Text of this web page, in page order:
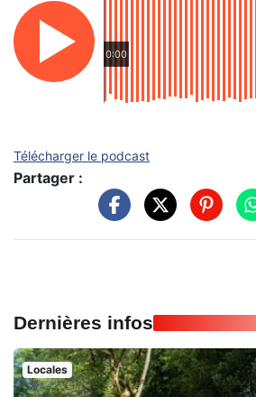
0:00
Télécharger le podcast
Partager :
Dernières infos
Locales